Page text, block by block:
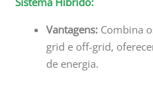
Vantagens: Combina
grid e off-grid,
de energia.